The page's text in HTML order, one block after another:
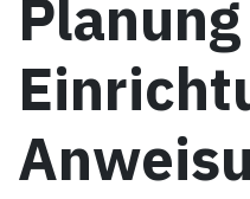
Planung